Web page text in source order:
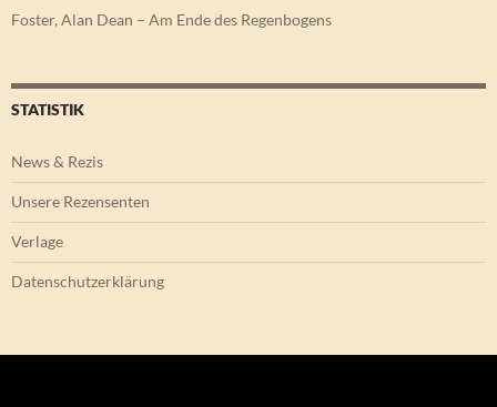
Foster, Alan Dean – Am Ende des Regenbogens
STATISTIK
News & Rezis
Unsere Rezensenten
Verlage
Datenschutzerklärung